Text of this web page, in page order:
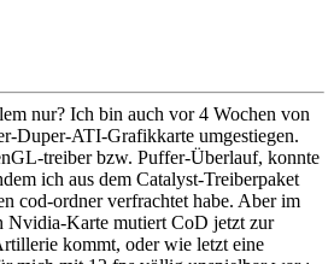
nur? Ich bin auch vor 4 Wochen von
Duper-ATI-Grafikkarte umgestiegen.
treiber bzw. Puffer-Überlauf, konnte
ich aus dem Catalyst-Treiberpaket
cod-ordner verfrachtet habe. Aber im
Nvidia-Karte mutiert CoD jetzt zur
kommt, oder wie letzt eine